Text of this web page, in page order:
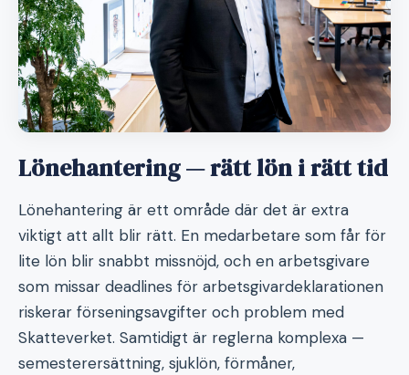
Lönehantering — rätt lön i rätt tid
Lönehantering är ett område där det är extra
viktigt att allt blir rätt. En medarbetare som får för
lite lön blir snabbt missnöjd, och en arbetsgivare
som missar deadlines för arbetsgivardeklarationen
riskerar förseningsavgifter och problem med
Skatteverket. Samtidigt är reglerna komplexa —
semesterersättning, sjuklön, förmåner,